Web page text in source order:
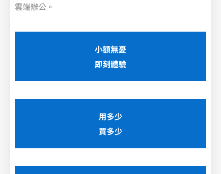
雲端辦公。
小額無憂
即刻體驗
用多少
買多少